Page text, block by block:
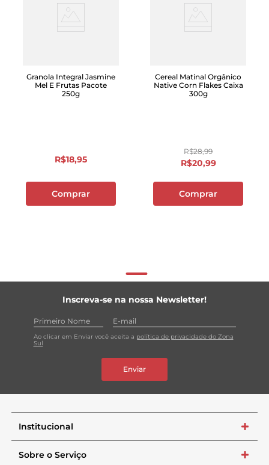
Granola Integral Jasmine
Mel E Frutas Pacote
250g
R$18,95
Comprar
Cereal Matinal Orgânico
Native Corn Flakes Caixa
300g
R$28,99
R$20,99
Comprar
Inscreva-se na nossa Newsletter!
Ao clicar em Enviar você aceita a política de privacidade do Zona
Sul
Enviar
Institucional +
Sobre o Serviço +